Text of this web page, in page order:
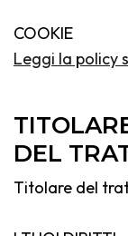
COOKIE
Leggi la policy
DEL
Titolare del